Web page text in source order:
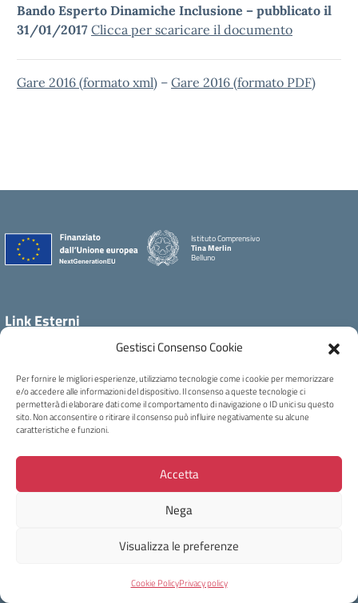
Gestisci Consenso Cookie
Per fornire le migliori esperienze, utilizziamo tecnologie come i cookie per memorizzare
e/o accedere alle informazioni del dispositivo. Il consenso a queste tecnologie ci
permetterà di elaborare dati come il comportamento di navigazione o ID unici su questo
sito. Non acconsentire o ritirare il consenso può influire negativamente su alcune
caratteristiche e funzioni.
Accetta
Nega
Visualizza le preferenze
Cookie PolicyPrivacy policy
Bando Esperto Dinamiche Inclusione – pubblicato il
31/01/2017 Clicca per scaricare il documento
Gare 2016 (formato xml) – Gare 2016 (formato PDF)
Istituto Comprensivo
Tina Merlin
Belluno
Link Esterni
Ufficio Scolastico Territoriale
Scuola in Chiaro
Iscrizioni On Line
Comune
La Scuola